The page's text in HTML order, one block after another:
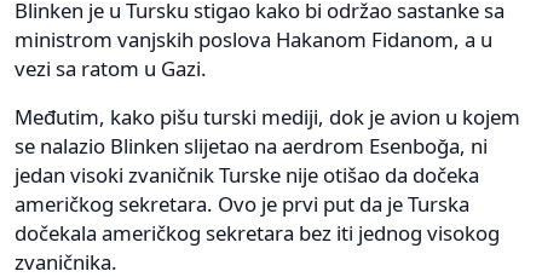
Blinken je u Tursku stigao kako bi održao sastanke sa
ministrom vanjskih poslova Hakanom Fidanom, a u
vezi sa ratom u Gazi.
Međutim, kako pišu turski mediji, dok je avion u kojem
se nalazio Blinken slijetao na aerdrom Esenboğa, ni
jedan visoki zvaničnik Turske nije otišao da dočeka
američkog sekretara. Ovo je prvi put da je Turska
dočekala američkog sekretara bez iti jednog visokog
zvaničnika.